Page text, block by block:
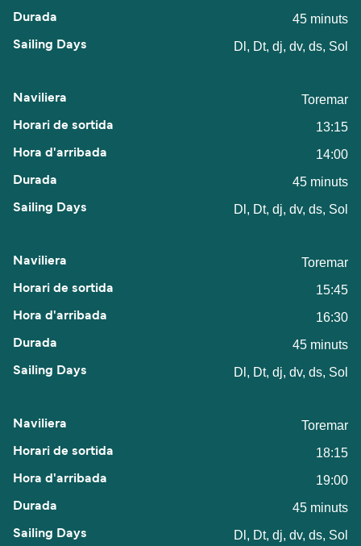
45 minuts
Dl, Dt, dj, dv, ds, Sol
Toremar
13:15
14:00
45 minuts
Dl, Dt, dj, dv, ds, Sol
Toremar
15:45
16:30
45 minuts
Dl, Dt, dj, dv, ds, Sol
Toremar
18:15
19:00
45 minuts
Dl, Dt, dj, dv, ds, Sol